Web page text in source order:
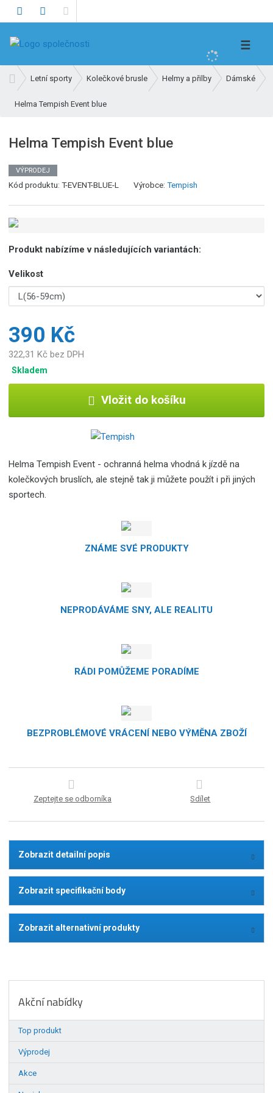
h
t
☰
v
o
í
t
r
a
Letní sporty Kolečkové brusle Helmy a přilby Dámské
Helma Tempish Event blue
Helma Tempish Event blue
VÝPRODEJ
Kód produktu:T-EVENT-BLUE-L Výrobce:Tempish
Produkt nabízíme v následujících variantách:
Velikost
390 Kč
322,31 Kč bez DPH
Skladem
Vložit do košíku
Helma Tempish Event - ochranná helma vhodná k jízdě na
kolečkových bruslích, ale stejně tak ji můžete použít i při jiných
sportech.
ZNÁME SVÉ PRODUKTY
NEPRODÁVÁME SNY, ALE REALITU
RÁDI POMŮŽEME PORADÍME
BEZPROBLÉMOVÉ VRÁCENÍ NEBO VÝMĚNA ZBOŽÍ
Zeptejte se odborníka Sdílet
Zobrazit detailní popis
Zobrazit specifikační body
Zobrazit alternativní produkty
Akční nabídky
Top produkt
Výprodej
Akce